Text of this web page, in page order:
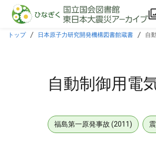
本文に飛ぶ
トップ 日本原子力研究開発機構図書館蔵書 自
自動制御用電
福島第一原発事故 (2011)